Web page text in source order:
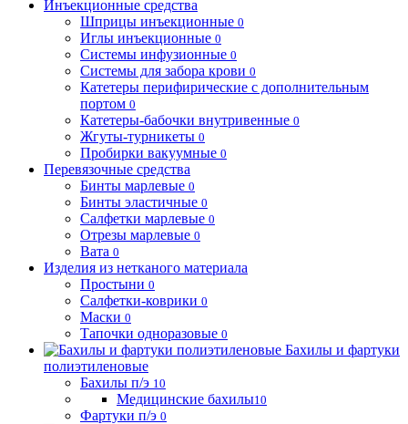
Инъекционные средства
Шприцы инъекционные 0
Иглы инъекционные 0
Системы инфузионные 0
Системы для забора крови 0
Катетеры перифирические с дополнительным
портом 0
Катетеры-бабочки внутривенные 0
Жгуты-турникеты 0
Пробирки вакуумные 0
Перевязочные средства
Бинты марлевые 0
Бинты эластичные 0
Салфетки марлевые 0
Отрезы марлевые 0
Вата 0
Изделия из нетканого материала
Простыни 0
Салфетки-коврики 0
Маски 0
Тапочки одноразовые 0
Бахилы и фартуки
полиэтиленовые
Бахилы п/э 10
Медицинские бахилы10
Фартуки п/э 0